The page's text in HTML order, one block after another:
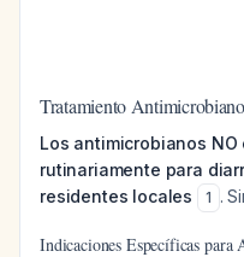
Tratamiento Antimicrobiano
Los antimicrobianos
rutinariamente para
residentes locales
1 .
Indicaciones Específicas para